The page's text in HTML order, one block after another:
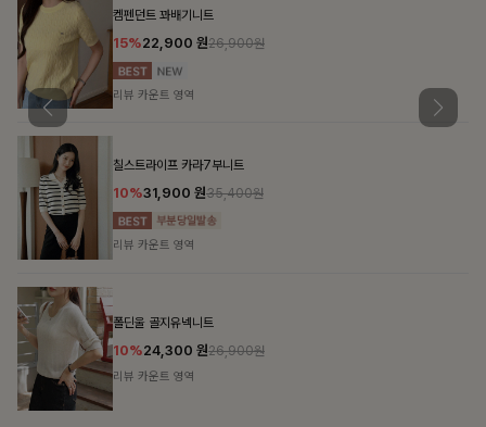
필첸체크 스트링블라우스+플레어스커트SET
14%42,900원49,800원
리뷰 카운트 영역
캠릿리본 뷔스티에원피스+티셔츠SET
14%39,900원46,300원
리뷰 카운트 영역